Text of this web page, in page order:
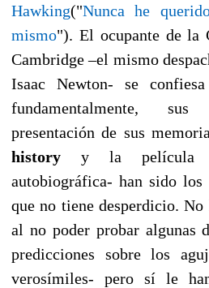
Hawking("Nunca he
mismo"). El ocupante de la
Cambridge –el mismo
Isaac Newton- se
fundamentalmente,
presentación de sus
history y la película
autobiográfica- han sido
que no tiene desperdicio.
al no poder probar algunas
predicciones sobre los
verosímiles- pero sí le